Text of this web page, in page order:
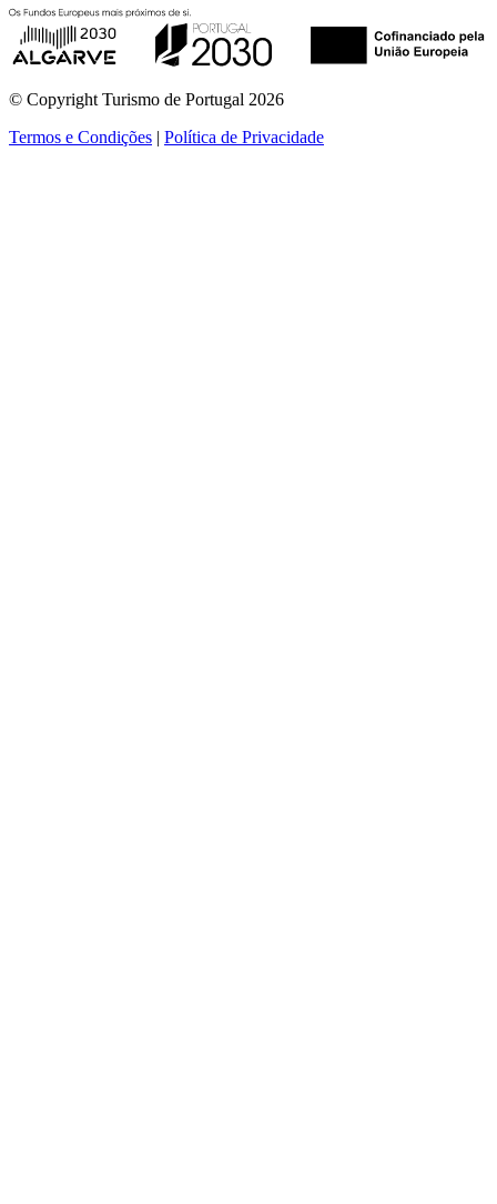
© Copyright Turismo de Portugal 2026
Termos e Condições | Política de Privacidade